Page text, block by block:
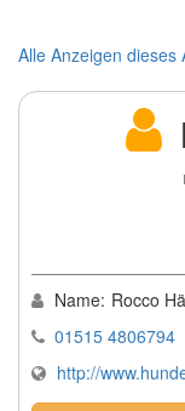
Alle Anzeigen dieses
Name: Rocco
01515 4806794
http://